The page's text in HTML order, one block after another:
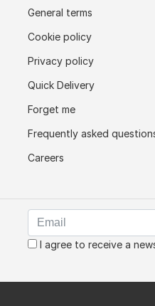
General terms
Cookie policy
Privacy policy
Quick Delivery
Forget me
Frequently asked
Careers
I agree to receive a